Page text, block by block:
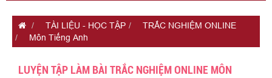
TÀI LIỆU - HỌC TẬP
TRẮC NGHIỆM ONLINE
Môn Tiếng Anh
LUYỆN TẬP LÀM BÀI TRẮC NGHIỆM ONLINE MÔN